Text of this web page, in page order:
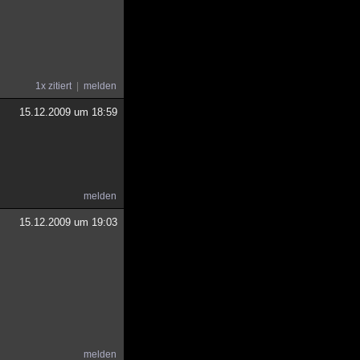
1x zitiert melden
15.12.2009 um 18:59
melden
15.12.2009 um 19:03
melden